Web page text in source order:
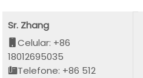
Sr. Zhang
Celular: +86
18012695035
Telefone: +86 512